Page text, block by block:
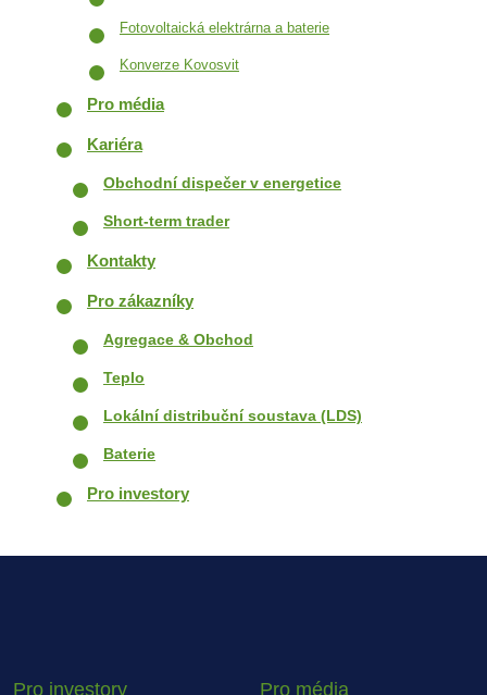
Fotovoltaická elektrárna a baterie
Konverze Kovosvit
Pro média
Kariéra
Obchodní dispečer v energetice
Short-term trader
Kontakty
Pro zákazníky
Agregace & Obchod
Teplo
Lokální distribuční soustava (LDS)
Baterie
Pro investory
Pro investory
Pro média